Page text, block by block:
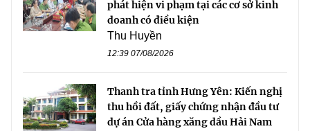
phát hiện vi phạm tại các cơ sở kinh
doanh có điều kiện
Thu Huyền
12:39 07/08/2026
Thanh tra tỉnh Hưng Yên: Kiến nghị
thu hồi đất, giấy chứng nhận đầu tư
dự án Cửa hàng xăng dầu Hải Nam